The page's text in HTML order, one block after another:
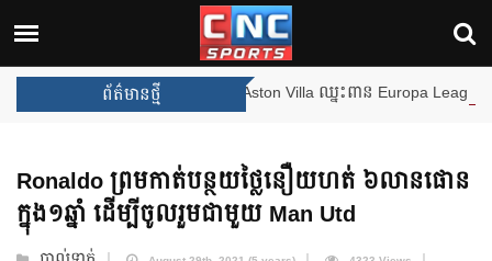
ព័ត៌មានថ្មី
ឈ្នះពានរង្វាន់បន្ថែមទៀត បន្ទាប់ពី Aston Villa ឈ្នះពាន Europa League
Ronaldo ព្រម​កាត់បន្ថយ​ថ្លៃនឿយហត់ ៦លានផោន​
ក្នុង១ឆ្នាំ ដើម្បី​ចូលរួម​ជាមួយ Man Utd